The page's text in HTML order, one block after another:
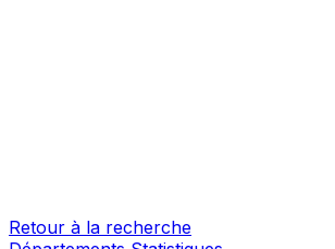
Retour à la recherche